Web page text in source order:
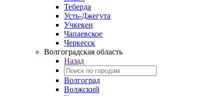
Теберда
Усть-Джегута
Учкекен
Чапаевское
Черкесск
Волгоградская область
Назад
Волгоград
Волжский